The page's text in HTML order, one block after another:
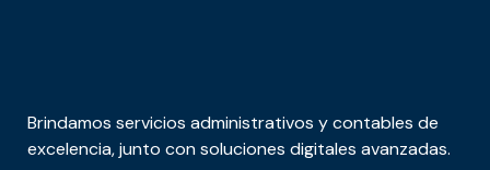
Brindamos servicios administrativos y contables de
excelencia, junto con soluciones digitales avanzadas.